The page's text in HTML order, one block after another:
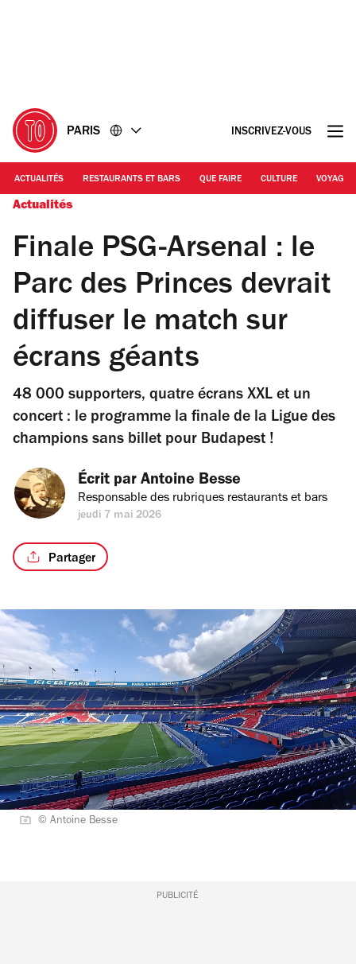
PARIS INSCRIVEZ-VOUS
ACTUALITÉS RESTAURANTS ET BARS QUE FAIRE CULTURE VOYAGE
Actualités
Finale PSG-Arsenal : le
Parc des Princes devrait
diffuser le match sur
écrans géants
48 000 supporters, quatre écrans XXL et un
concert : le programme la finale de la Ligue des
champions sans billet pour Budapest !
Écrit par Antoine Besse
Responsable des rubriques restaurants et bars
jeudi 7 mai 2026
Partager
© Antoine Besse
PUBLICITÉ